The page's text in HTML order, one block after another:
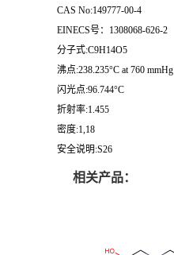
CAS No:149777-00-4
EINECS号：1308068-626-2
分子式:C9H14O5
沸点:238.235°C at 760 mmHg
闪光点:96.744°C
折射率:1.455
密度:1,18
安全说明:S26
相关产品：